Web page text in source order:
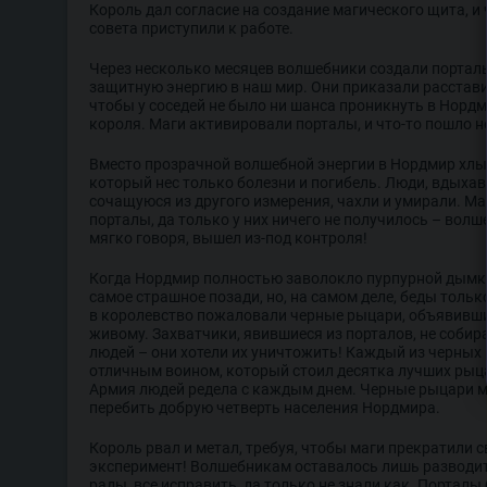
Король дал согласие на создание магического щита, и
совета приступили к работе.
Через несколько месяцев волшебники создали
защитную энергию в наш мир. Они приказали
чтобы у соседей не было ни шанса проникнуть в
короля. Маги активировали порталы, и что-то пошло
Вместо прозрачной волшебной энергии в Нордмир
который нес только болезни и погибель. Люди,
сочащуюся из другого измерения, чахли и умирали.
порталы, да только у них ничего не получилось –
мягко говоря, вышел из-под контроля!
Когда Нордмир полностью заволокло пурпурной
самое страшное позади, но, на самом деле, беды
в королевство пожаловали черные рыцари,
живому. Захватчики, явившиеся из порталов, не
людей – они хотели их уничтожить! Каждый из
отличным воином, который стоил десятка лучших
Армия людей редела с каждым днем. Черные рыцари
перебить добрую четверть населения Нордмира.
Король рвал и метал, требуя, чтобы маги прекратили
эксперимент! Волшебникам оставалось лишь